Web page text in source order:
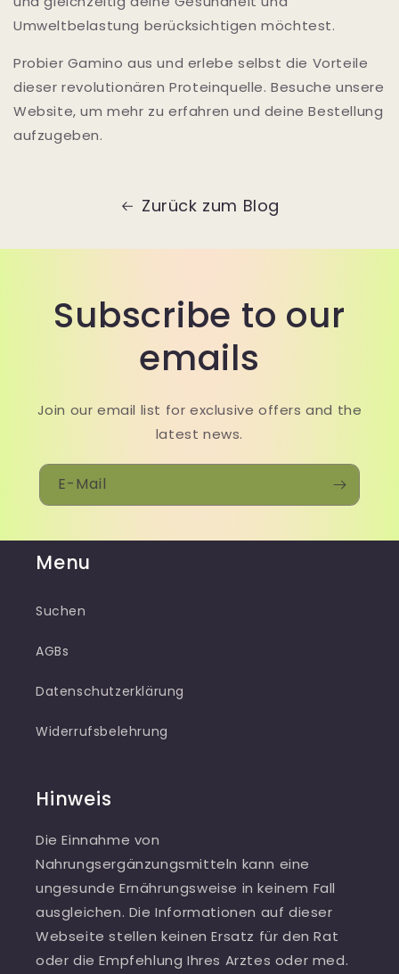
Umweltbelastung berücksichtigen möchtest.
Probier Gamino aus und erlebe selbst die Vorteile
dieser revolutionären Proteinquelle. Besuche unsere
Website, um mehr zu erfahren und deine Bestellung
aufzugeben.
Zurück zum Blog
Subscribe to our
emails
Join our email list for exclusive offers and the
latest news.
E-Mail
Menu
Suchen
AGBs
Datenschutzerklärung
Widerrufsbelehrung
Hinweis
Die Einnahme von
Nahrungsergänzungsmitteln kann eine
ungesunde Ernährungsweise in keinem Fall
ausgleichen. Die Informationen auf dieser
Webseite stellen keinen Ersatz für den Rat
oder die Empfehlung Ihres Arztes oder med.